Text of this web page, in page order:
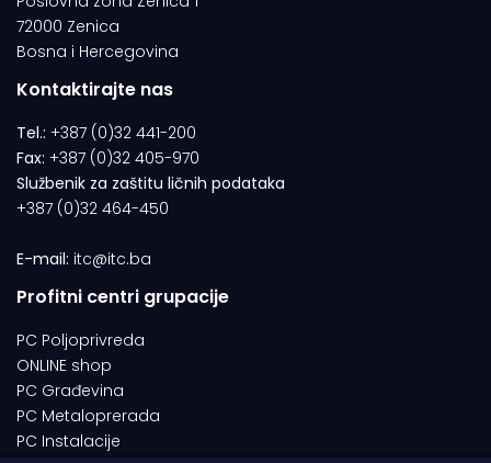
72000 Zenica
Bosna i Hercegovina
Kontaktirajte nas
Tel.: +387 (0)32 441-200
Fax: +387 (0)32 405-970
Službenik za zaštitu ličnih podataka
+387 (0)32 464-450
E-mail: itc@itc.ba
Profitni centri grupacije
PC Poljoprivreda
ONLINE shop
PC Građevina
PC Metaloprerada
PC Instalacije